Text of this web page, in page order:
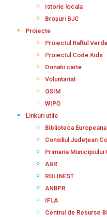
Istorie locala
Broșuri BJC
Proiecte
Proiectul Raftul Verde
Proiectul Code Kids
Donatii carte
Voluntariat
OSIM
WIPO
Linkuri utile
Biblioteca Europeana
Consiliul Județean
Primaria Municipiului
ABR
ROLINEST
ANBPR
IFLA
Centrul de Resurse